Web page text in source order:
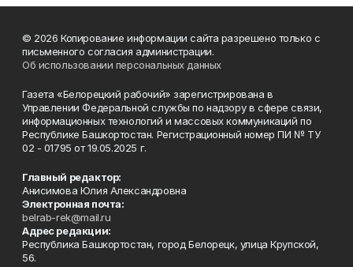
© 2026 Копирование информации сайта разрешено только с
письменного согласия администрации.
Об использовании персональных данных
Газета «Белорецкий рабочий» зарегистрирована в
Управлении Федеральной службы по надзору в сфере связи,
информационных технологий и массовых коммуникаций по
Республике Башкортостан. Регистрационный номер ПИ № ТУ
02 - 01795 от 19.05.2025 г.
Главный редактор:
Анисимова Юлия Александровна
Электронная почта:
belrab-rek@mail.ru
Адрес редакции:
Республика Башкортостан, город Белорецк, улица Крупской,
56.